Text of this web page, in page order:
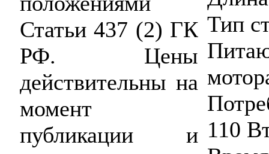
Статьи 437 (2) ГК
РФ. Цены
действительны на
момент
публикации и
Тип
110